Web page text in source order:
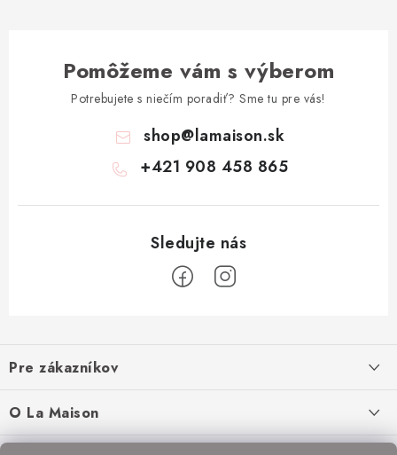
Pomôžeme vám s výberom
Potrebujete s niečím poradiť? Sme tu pre vás!
shop@lamaison.sk
+421 908 458 865
p
ä
t
Pre zákazníkov
Doprava a platba
O La Maison
O nás